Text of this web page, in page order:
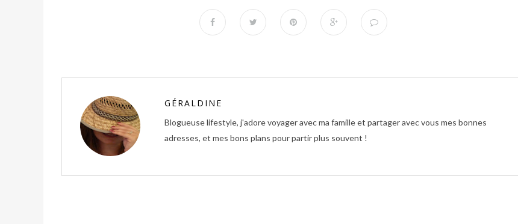
GÉRALDINE
Blogueuse lifestyle, j'adore voyager avec ma famille et partager avec vous mes bonnes
adresses, et mes bons plans pour partir plus souvent !